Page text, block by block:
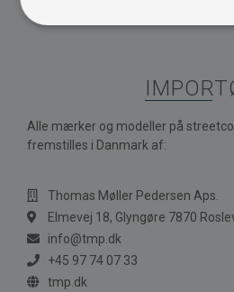
Alle mærker og modeller på
fremstilles i Danmark af:
Thomas Møller Pedersen Aps.
Elmevej 18, Glyngøre 7870
info@tmp.dk
+45 97 74 07 33
tmp.dk